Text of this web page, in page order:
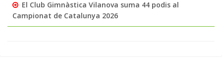
El Club Gimnàstica Vilanova suma 44 podis al
Campionat de Catalunya 2026